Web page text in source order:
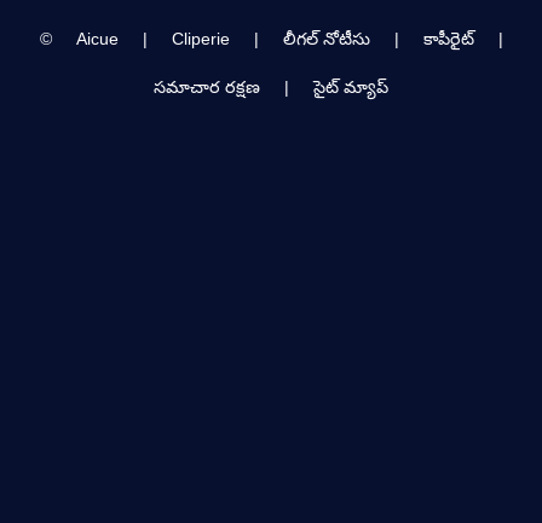
© Aicue | Cliperie | లీగల్ నోటీసు | కాపీరైట్ |
సమాచార రక్షణ | సైట్ మ్యాప్